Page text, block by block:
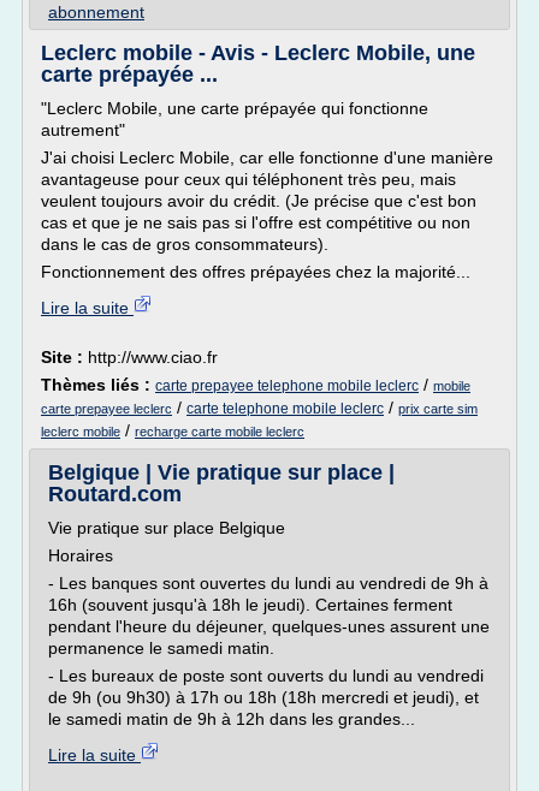
abonnement
Leclerc mobile - Avis - Leclerc Mobile, une
carte prépayée ...
"Leclerc Mobile, une carte prépayée qui fonctionne
autrement"
J'ai choisi Leclerc Mobile, car elle fonctionne d'une manière
avantageuse pour ceux qui téléphonent très peu, mais
veulent toujours avoir du crédit. (Je précise que c'est bon
cas et que je ne sais pas si l'offre est compétitive ou non
dans le cas de gros consommateurs).
Fonctionnement des offres prépayées chez la majorité...
Lire la suite
Site : http://www.ciao.fr
Thèmes liés : carte prepayee telephone mobile leclerc / mobile
carte prepayee leclerc / carte telephone mobile leclerc / prix carte sim
leclerc mobile / recharge carte mobile leclerc
Belgique | Vie pratique sur place |
Routard.com
Vie pratique sur place Belgique
Horaires
- Les banques sont ouvertes du lundi au vendredi de 9h à
16h (souvent jusqu'à 18h le jeudi). Certaines ferment
pendant l'heure du déjeuner, quelques-unes assurent une
permanence le samedi matin.
- Les bureaux de poste sont ouverts du lundi au vendredi
de 9h (ou 9h30) à 17h ou 18h (18h mercredi et jeudi), et
le samedi matin de 9h à 12h dans les grandes...
Lire la suite